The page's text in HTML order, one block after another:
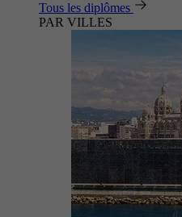
Tous les diplômes
PAR VILLES